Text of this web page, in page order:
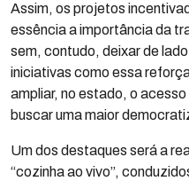
Assim, os projetos
essência a importância da
sem, contudo, deixar de
iniciativas como essa
ampliar, no estado, o
buscar uma maior
Um dos destaques será a
“cozinha ao vivo”,